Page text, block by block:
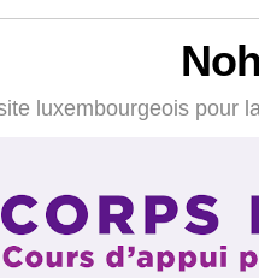
luxembourgeois pour